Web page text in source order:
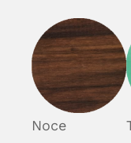
Noce